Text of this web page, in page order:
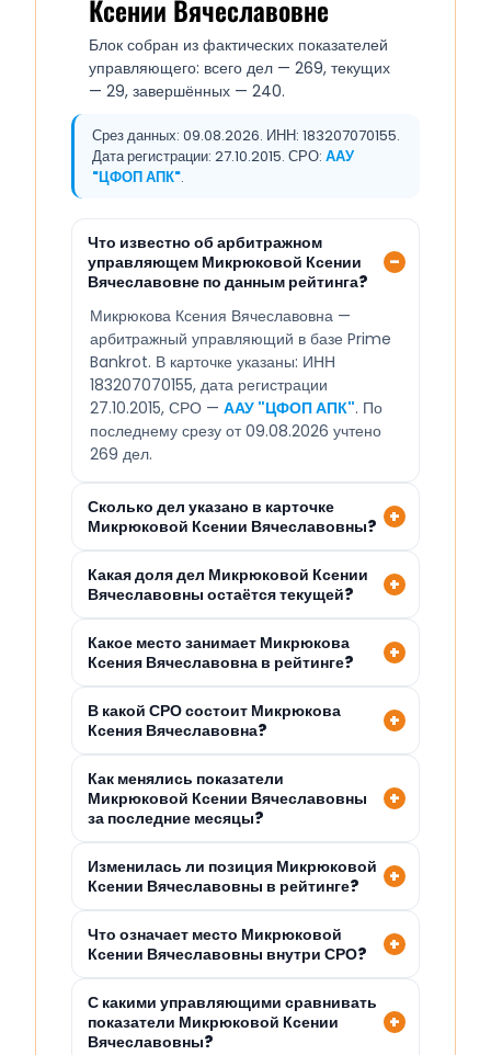
Ксении Вячеславовне
Блок собран из фактических показателей
управляющего: всего дел — 269, текущих
— 29, завершённых — 240.
Срез данных: 09.08.2026. ИНН: 183207070155.
Дата регистрации: 27.10.2015. СРО: ААУ
"ЦФОП АПК".
Что известно об арбитражном
управляющем Микрюковой Ксении
Вячеславовне по данным рейтинга?
Микрюкова Ксения Вячеславовна —
арбитражный управляющий в базе Prime
Bankrot. В карточке указаны: ИНН
183207070155, дата регистрации
27.10.2015, СРО — ААУ "ЦФОП АПК". По
последнему срезу от 09.08.2026 учтено
269 дел.
Сколько дел указано в карточке
Микрюковой Ксении Вячеславовны?
Какая доля дел Микрюковой Ксении
Вячеславовны остаётся текущей?
Какое место занимает Микрюкова
Ксения Вячеславовна в рейтинге?
В какой СРО состоит Микрюкова
Ксения Вячеславовна?
Как менялись показатели
Микрюковой Ксении Вячеславовны
за последние месяцы?
Изменилась ли позиция Микрюковой
Ксении Вячеславовны в рейтинге?
Что означает место Микрюковой
Ксении Вячеславовны внутри СРО?
С какими управляющими сравнивать
показатели Микрюковой Ксении
Вячеславовны?